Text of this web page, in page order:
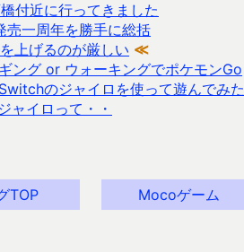
付近に行ってきました
売一周年を勝手に総括
上げるのが厳しい ≪
ング or ウォーキングでポケモンGo
のジャイロを使って遊んでみた
ャイロって・・
TOP Mocoゲーム